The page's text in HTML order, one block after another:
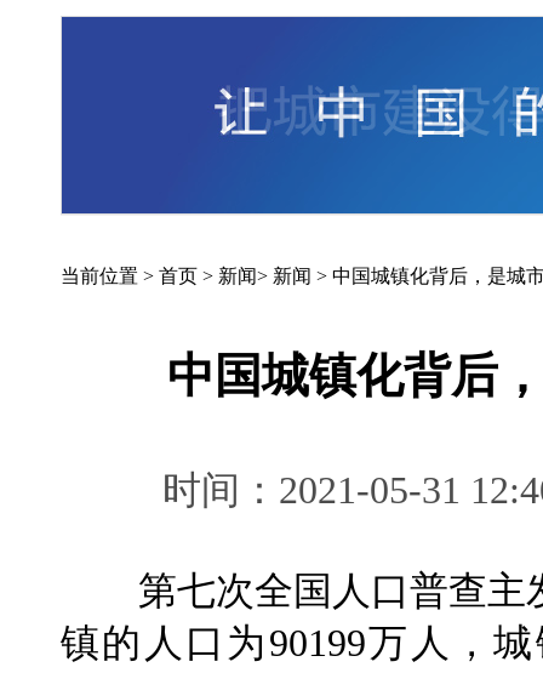
当前位置 > 首页 > 新闻> 新闻 > 中国城镇化背后，是城
中国城镇化背后
时间：2021-05-31
第七次全国人口普查主
镇的人口为90199万人，